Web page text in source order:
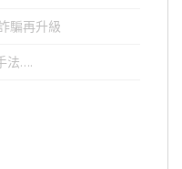
騙再升級
法….